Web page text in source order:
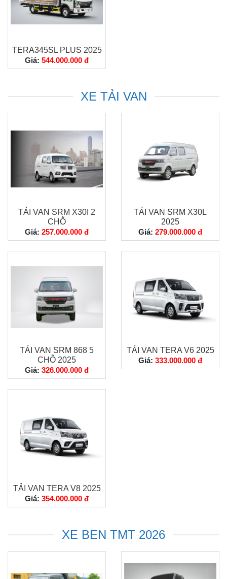
TERA345SL PLUS 2025
Giá: 544.000.000 đ
XE TẢI VAN
TẢI VAN SRM X30I 2
CHỖ
Giá: 257.000.000 đ
TẢI VAN SRM X30L
2025
Giá: 279.000.000 đ
TẢI VAN SRM 868 5
CHỖ 2025
Giá: 326.000.000 đ
TẢI VAN TERA V6 2025
Giá: 333.000.000 đ
TẢI VAN TERA V8 2025
Giá: 354.000.000 đ
XE BEN TMT 2026